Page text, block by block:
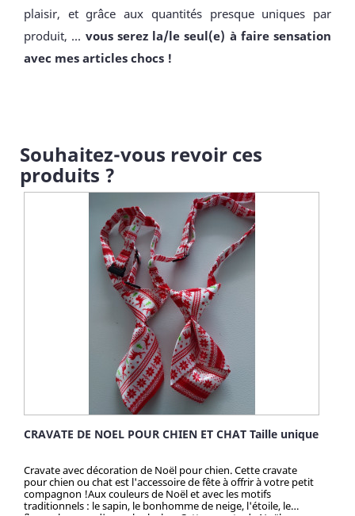
plaisir, et grâce aux quantités presque uniques par
produit, ... vous serez la/le seul(e) à faire sensation
avec mes articles chocs !
Souhaitez-vous revoir ces
produits ?
CRAVATE DE NOEL POUR CHIEN ET CHAT Taille unique
Cravate avec décoration de Noël pour chien. Cette cravate
pour chien ou chat est l'accessoire de fête à offrir à votre petit
compagnon !Aux couleurs de Noël et avec les motifs
traditionnels : le sapin, le bonhomme de neige, l'étoile, le